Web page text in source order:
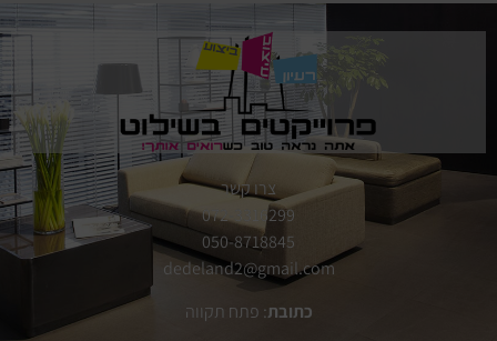
צרו קשר
072-3316299
050-8718845
dedeland2@gmail.com
כתובת: פתח תקווה